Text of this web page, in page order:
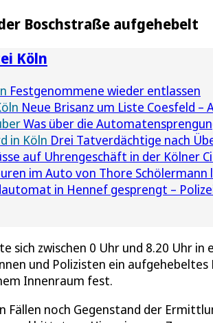
Boschstraße aufgehebelt
Köln
Festgenommene wieder entlassen
Neue Brisanz um Liste Coesfeld
Was über die
in Köln Drei Tatverdächtige nach
auf Uhrengeschäft in der Kölner
im Auto von Thore Schölermann
in Hennef gesprengt –
sich zwischen 0 Uhr und 8.20 Uhr
und Polizisten ein aufgehebeltes
Innenraum fest.
Fällen noch Gegenstand der